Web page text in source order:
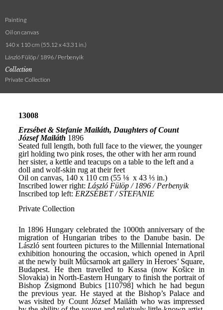
Painting
Oil on canvas
140 x 110 cm (55.12 x 43.31 in.)
László Fülöp / 1896 / Perbenyik
Collection
Private Collection